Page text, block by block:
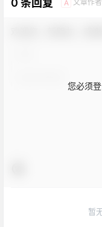
0 条回复 A 文章作者
您必须
暂